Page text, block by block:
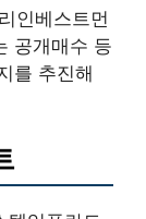
인베스트먼
공개매수 등
를 추진해